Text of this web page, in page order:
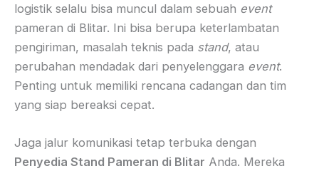
logistik selalu bisa muncul dalam sebuah event
pameran di Blitar. Ini bisa berupa keterlambatan
pengiriman, masalah teknis pada stand, atau
perubahan mendadak dari penyelenggara event.
Penting untuk memiliki rencana cadangan dan tim
yang siap bereaksi cepat.
Jaga jalur komunikasi tetap terbuka dengan
Penyedia Stand Pameran di Blitar Anda. Mereka